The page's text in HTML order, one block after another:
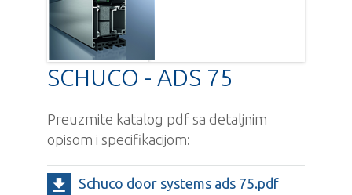
SCHUCO - ADS 75
Preuzmite katalog pdf sa detaljnim
opisom i specifikacijom:
Schuco door systems ads 75.pdf